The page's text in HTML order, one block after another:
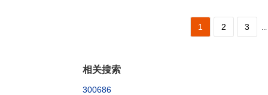
1 2 3 ...
相关搜索
300686